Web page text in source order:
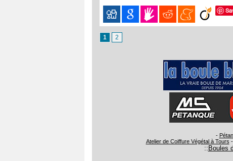
1 2
-
Atelier de Coiffure Végétal à Tours -
:: Boules